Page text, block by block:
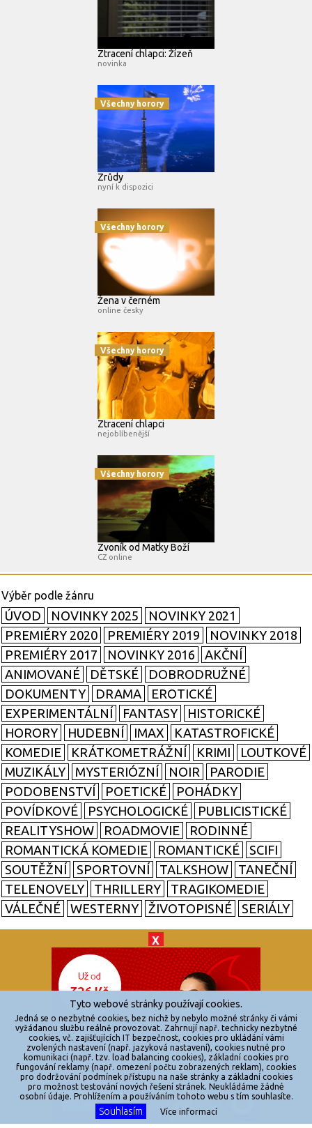
X
Ztracení chlapci: Žízeň
novinka
Všechny horory
Zrůdy
nyní k dispozici
Všechny horory
Žena v černém
online česky
Všechny horory
Ztracení chlapci
nejoblíbenější
Všechny horory
Zvoník od Matky Boží
CZ online
ÚVOD NOVINKY 2025
NOVINKY 2021
PREMIÉRY 2020
PREMIÉRY 2019
NOVINKY 2018
PREMIÉRY 2017
NOVINKY 2016
AKČNÍ
ANIMOVANÉ
DĚTSKÉ
DOBRODRUŽNÉ
DOKUMENTY
DRAMA
EROTICKÉ
EXPERIMENTÁLNÍ
FANTASY
HISTORICKÉ
HORORY
HUDEBNÍ IMAX
KATASTROFICKÉ
KOMEDIE
KRÁTKOMETRÁŽNÍ KRIMI
LOUTKOVÉ
MUZIKÁLY
MYSTERIÓZNÍ NOIR
PARODIE
PODOBENSTVÍ
POETICKÉ
POHÁDKY
POVÍDKOVÉ
PSYCHOLOGICKÉ
PUBLICISTICKÉ
REALITYSHOW
ROADMOVIE
RODINNÉ
ROMANTICKÁ KOMEDIE
ROMANTICKÉ
SCIFI
SOUTĚŽNÍ
SPORTOVNÍ TALKSHOW
TANEČNÍ
TELENOVELY
THRILLERY
TRAGIKOMEDIE
VÁLEČNÉ
WESTERNY ŽIVOTOPISNÉ SERIÁLY
© 2026
zkouknoutfilm.cz
Všechna práva vyhrazena.
Powered by
Reklama
Sítě
Redakce
Jakékoliv užití obsahu je bez souhlasu provozovatele zakázáno.
Tyto webové stránky používají cookies.
Jedná se o nezbytné cookies, bez nichž by nebylo možné stránky či vámi
vyžádanou službu reálně provozovat. Zahrnují např. technicky nezbytné
cookies, vč. zajišťujících IT bezpečnost, cookies pro ukládání vámi
zvolených nastavení (např. jazyková nastavení), cookies nutné pro
komunikaci (např. tzv. load balancing cookies), základní cookies pro
fungování reklamy (např. omezení počtu zobrazených reklam), cookies
pro dodržování podmínek přístupu na naše stránky a základní cookies
pro možnost testování nových řešení stránek. Neukládáme žádné
osobní údaje. Prohlížením a používáním tohoto webu s tím souhlasíte.
Souhlasím Více informací